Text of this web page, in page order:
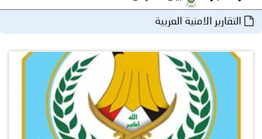
المجلس
مؤتمرات
و
اجتماعات
جهود
وبرامج
التقارير الامنية العربية